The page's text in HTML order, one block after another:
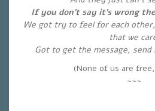
If you don’t say it’s wrong
We got try to feel for each
that we
Got to get the message, send
(None of us are free,
~~~